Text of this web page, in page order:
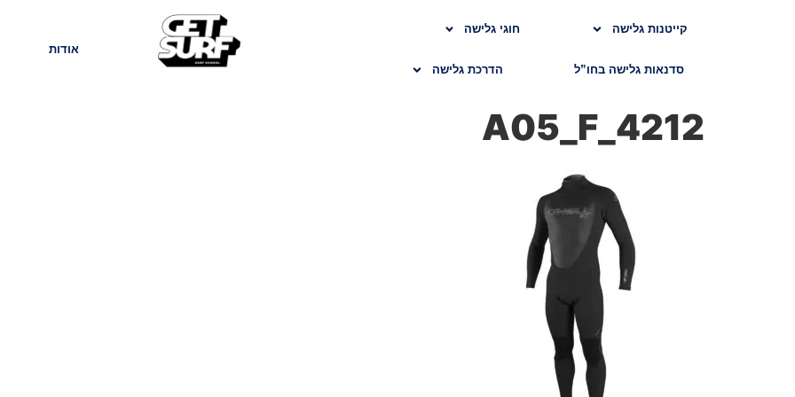
קייטנות גלישה חוגי גלישה
סדנאות גלישה בחו”ל הדרכת גלישה
בלוג אודות
4212_A05_F